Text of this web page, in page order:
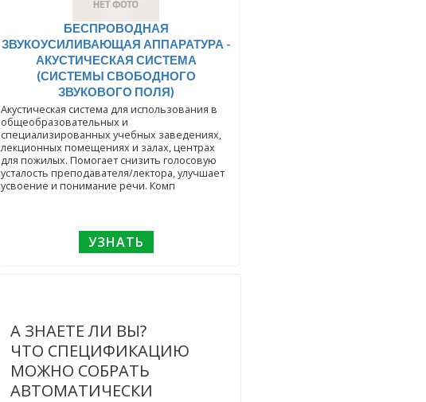
БЕСПРОВОДНАЯ
ЗВУКОУСИЛИВАЮЩАЯ АППАРАТУРА -
АКУСТИЧЕСКАЯ СИСТЕМА
(СИСТЕМЫ СВОБОДНОГО
ЗВУКОВОГО ПОЛЯ)
Акустическая система для использования в
общеобразовательных и
специализированных учебных заведениях,
лекционных помещениях и залах, центрах
для пожилых. Помогает снизить голосовую
усталость преподавателя/лектора, улучшает
усвоение и понимание речи. Комп
УЗНАТЬ
А ЗНАЕТЕ ЛИ ВЫ?
ЧТО СПЕЦИФИКАЦИЮ
МОЖНО СОБРАТЬ
АВТОМАТИЧЕСКИ